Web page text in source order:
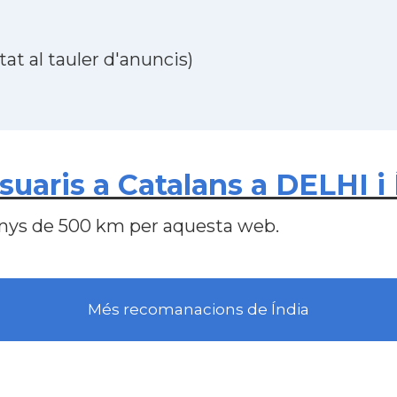
al tauler d'anuncis)
a Catalans a DELHI i
de 500 km per aquesta web.
Més recomanacions de Índia